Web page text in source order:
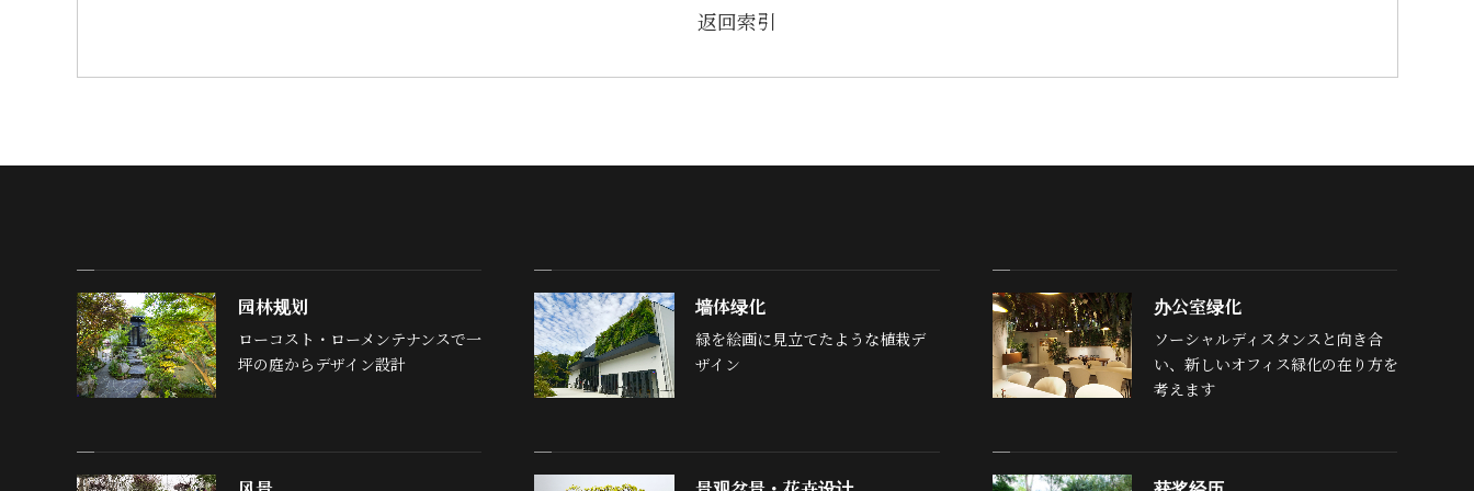
返回索引
园林规划
ローコスト・ローメンテナンスで一
坪の庭からデザイン設計
墙体绿化
緑を絵画に見立てたような植栽デ
ザイン
办公室绿化
ソーシャルディスタンスと向き合
い、新しいオフィス緑化の在り方を
考えます